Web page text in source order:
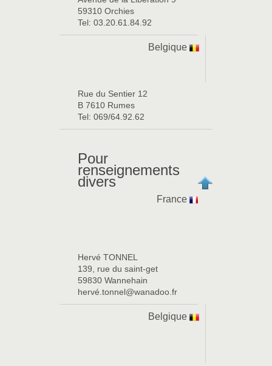
59310 Orchies
Tel: 03.20.61.84.92
Belgique
Rue du Sentier 12
B 7610 Rumes
Tel: 069/64.92.62
Pour
renseignements
divers
France
Hervé TONNEL
139, rue du saint-get
59830 Wannehain
hervé.tonnel@wanadoo.fr
Belgique